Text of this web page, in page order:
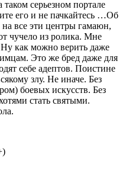
серьезном портале
его и не пачкайтесь …Об
все эти центры гамаюн,
чучело из ролика. Мне
как можно верить даже
Это же бред даже для
себе адептов. Поистине
злу. Не иначе. Без
боевых искусств. Без
стать святыми.